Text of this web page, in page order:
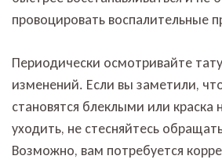
провоцировать воспалительные
Периодически осмотривайте
изменений. Если вы заметили,
становятся блеклыми или краска
уходить, не стесняйтесь
Возможно, вам потребуется